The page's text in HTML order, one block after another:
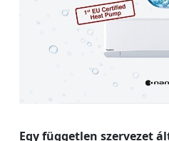
Egy független szervezet